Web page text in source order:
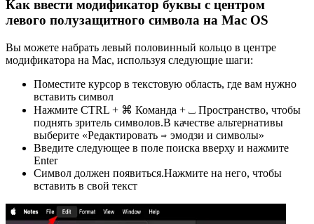
Как ввести модификатор буквы с центром
левого полузащитного символа на Mac OS
Вы можете набрать левый половинный кольцо в центре
модификатора на Mac, используя следующие шаги:
Поместите курсор в текстовую область, где вам нужно
вставить символ
Нажмите CTRL + ⌘ Команда + ⎵ Пространство, чтобы
поднять зритель символов.В качестве альтернативы
выберите «Редактировать ⇒ эмодзи и символы»
Введите следующее в поле поиска вверху и нажмите
Enter
Символ должен появиться.Нажмите на него, чтобы
вставить в свой текст